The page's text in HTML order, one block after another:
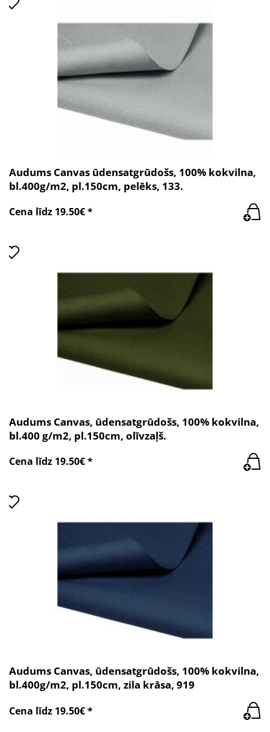
Audums Canvas ūdensatgrūdošs, 100% kokvilna,
bl.400g/m2, pl.150cm, pelēks, 133.
Cena līdz 19.50€ *
Audums Canvas, ūdensatgrūdošs, 100% kokvilna,
bl.400 g/m2, pl.150cm, olīvzaļš.
Cena līdz 19.50€ *
Audums Canvas, ūdensatgrūdošs, 100% kokvilna,
bl.400g/m2, pl.150cm, zila krāsa, 919
Cena līdz 19.50€ *